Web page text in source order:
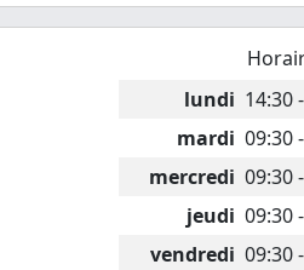
lundi 14:30
mardi 09:30
mercredi 09:30
jeudi 09:30
vendredi 09:30